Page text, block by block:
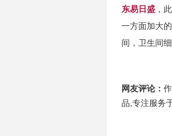
东易日盛 ，
一方面加大
间，卫生间
网友评论：
品,专注服务